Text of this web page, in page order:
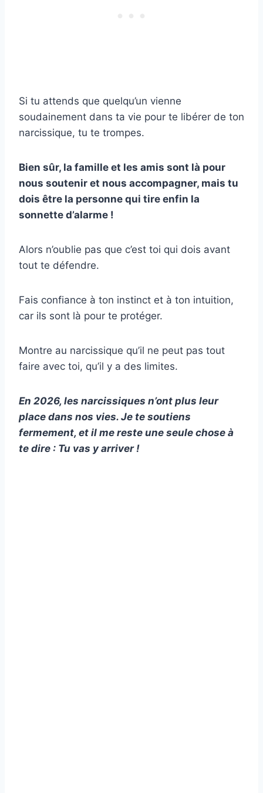
Si tu attends que quelqu’un vienne
soudainement dans ta vie pour te libérer de ton
narcissique, tu te trompes.
Bien sûr, la famille et les amis sont là pour
nous soutenir et nous accompagner, mais tu
dois être la personne qui tire enfin la
sonnette d’alarme !
Alors n’oublie pas que c’est toi qui dois avant
tout te défendre.
Fais confiance à ton instinct et à ton intuition,
car ils sont là pour te protéger.
Montre au narcissique qu’il ne peut pas tout
faire avec toi, qu’il y a des limites.
En 2026, les narcissiques n’ont plus leur
place dans nos vies. Je te soutiens
fermement, et il me reste une seule chose à
te dire : Tu vas y arriver !